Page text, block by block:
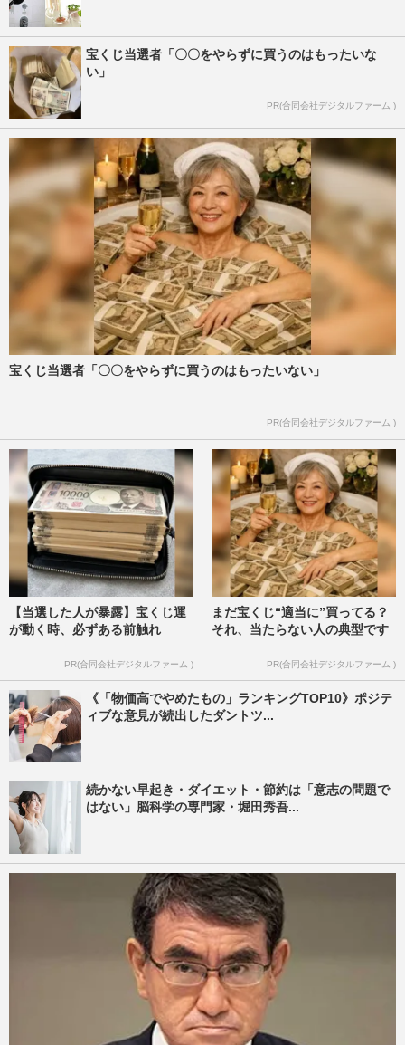
宝くじ当選者「〇〇をやらずに買うのはもったいな
い」
PR(合同会社デジタルファーム )
宝くじ当選者「〇〇をやらずに買うのはもったいない」
PR(合同会社デジタルファーム )
【当選した人が暴露】宝くじ運
が動く時、必ずある前触れ
PR(合同会社デジタルファーム )
まだ宝くじ“適当に”買ってる？
それ、当たらない人の典型です
PR(合同会社デジタルファーム )
《「物価高でやめたもの」ランキングTOP10》ポジテ
ィブな意見が続出したダントツ...
続かない早起き・ダイエット・節約は「意志の問題で
はない」脳科学の専門家・堀田秀吾...